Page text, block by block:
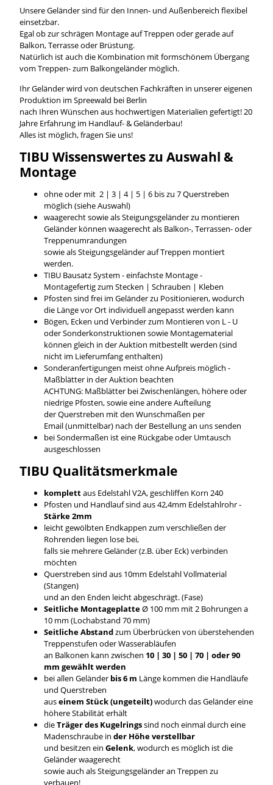
Unsere Geländer sind für den Innen- und Außenbereich flexibel
einsetzbar.
Egal ob zur schrägen Montage auf Treppen oder gerade auf
Balkon, Terrasse oder Brüstung.
Natürlich ist auch die Kombination mit formschönem Übergang
vom Treppen- zum Balkongeländer möglich.
Ihr Geländer wird von deutschen Fachkräften in unserer eigenen
Produktion im Spreewald bei Berlin
nach Ihren Wünschen aus hochwertigen Materialien gefertigt! 20
Jahre Erfahrung im Handlauf- & Geländerbau!
Alles ist möglich, fragen Sie uns!
TIBU Wissenswerteszu Auswahl &
Montage
ohne oder mit 2 | 3 | 4 | 5 | 6 bis zu 7 Querstreben
möglich (siehe Auswahl)
waagerecht sowie als Steigungsgeländer zu montieren
Geländer können waagerecht als Balkon-, Terrassen- oder
Treppenumrandungen
sowie als Steigungsgeländer auf Treppen montiert
werden.
TIBU Bausatz System - einfachste Montage -
Montagefertig zum Stecken | Schrauben | Kleben
Pfosten sind frei im Geländer zu Positionieren, wodurch
die Länge vor Ort individuell angepasst werden kann
Bögen, Ecken und Verbinder zum Montieren von L - U
oder Sonderkonstruktionen sowie Montagematerial
können gleich in der Auktion mitbestellt werden (sind
nicht im Lieferumfang enthalten)
Sonderanfertigungen meist ohne Aufpreis möglich -
Maßblätter in der Auktion beachten
ACHTUNG: Maßblätter bei Zwischenlängen, höhere oder
niedrige Pfosten, sowie eine andere Aufteilung
der Querstreben mit den Wunschmaßen per
Email (unmittelbar) nach der Bestellung an uns senden
bei Sondermaßen ist eine Rückgabe oder Umtausch
ausgeschlossen
TIBU Qualitätsmerkmale
komplettaus Edelstahl V2A, geschliffen Korn 240
Pfosten und Handlauf sind aus 42,4mm Edelstahlrohr -
Stärke 2mm
leicht gewölbten Endkappen zum verschließen der
Rohrenden liegen lose bei,
falls sie mehrere Geländer (z.B. über Eck) verbinden
möchten
Querstreben sind aus 10mm Edelstahl Vollmaterial
(Stangen)
und an den Enden leicht abgeschrägt. (Fase)
Seitliche MontageplatteØ 100 mm mit 2 Bohrungen a
10 mm (Lochabstand 70 mm)
Seitliche Abstandzum Überbrücken von überstehenden
Treppenstufen oder Wasserabläufen
an Balkonen kann zwischen 10 | 30 | 50 | 70 | oder 90
mm gewählt werden
bei allen Geländer bis 6 m Länge kommen die Handläufe
und Querstreben
auseinem Stück (ungeteilt)wodurch das Geländer eine
höhere Stabilität erhält
dieTräger des Kugelringssind noch einmal durch eine
Madenschraube in der Höhe verstellbar
und besitzen ein Gelenk, wodurch es möglich ist die
Geländer waagerecht
sowie auch als Steigungsgeländer an Treppen zu
verbauen!